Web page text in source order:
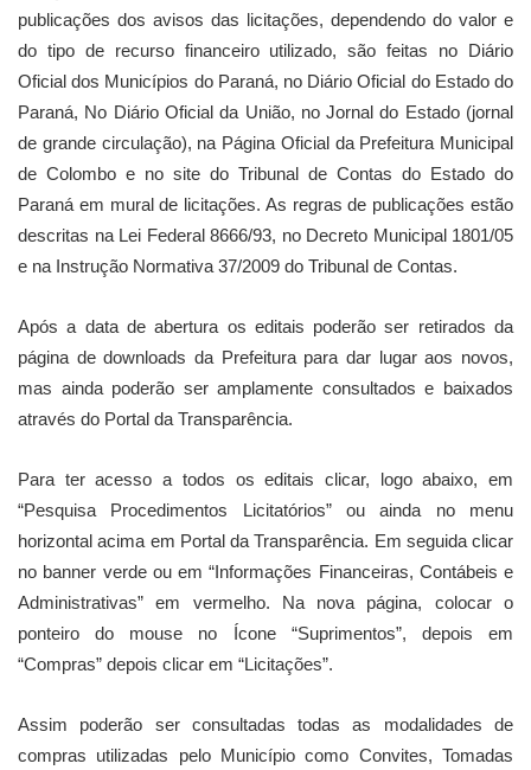
publicações dos avisos das licitações, dependendo do valor e
do tipo de recurso financeiro utilizado, são feitas no Diário
Oficial dos Municípios do Paraná, no Diário Oficial do Estado do
Paraná, No Diário Oficial da União, no Jornal do Estado (jornal
de grande circulação), na Página Oficial da Prefeitura Municipal
de Colombo e no site do Tribunal de Contas do Estado do
Paraná em mural de licitações. As regras de publicações estão
descritas na Lei Federal 8666/93, no Decreto Municipal 1801/05
e na Instrução Normativa 37/2009 do Tribunal de Contas.
Após a data de abertura os editais poderão ser retirados da
página de downloads da Prefeitura para dar lugar aos novos,
mas ainda poderão ser amplamente consultados e baixados
através do Portal da Transparência.
Para ter acesso a todos os editais clicar, logo abaixo, em
“Pesquisa Procedimentos Licitatórios” ou ainda no menu
horizontal acima em Portal da Transparência. Em seguida clicar
no banner verde ou em “Informações Financeiras, Contábeis e
Administrativas” em vermelho. Na nova página, colocar o
ponteiro do mouse no Ícone “Suprimentos”, depois em
“Compras” depois clicar em “Licitações”.
Assim poderão ser consultadas todas as modalidades de
compras utilizadas pelo Município como Convites, Tomadas